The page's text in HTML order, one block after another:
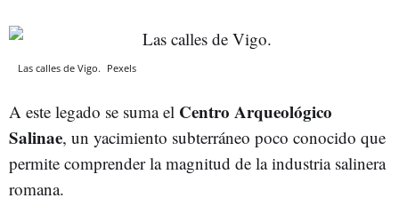
Las calles de Vigo. Pexels
A este legado se suma el Centro Arqueológico
Salinae, un yacimiento subterráneo poco conocido que
permite comprender la magnitud de la industria salinera
romana.